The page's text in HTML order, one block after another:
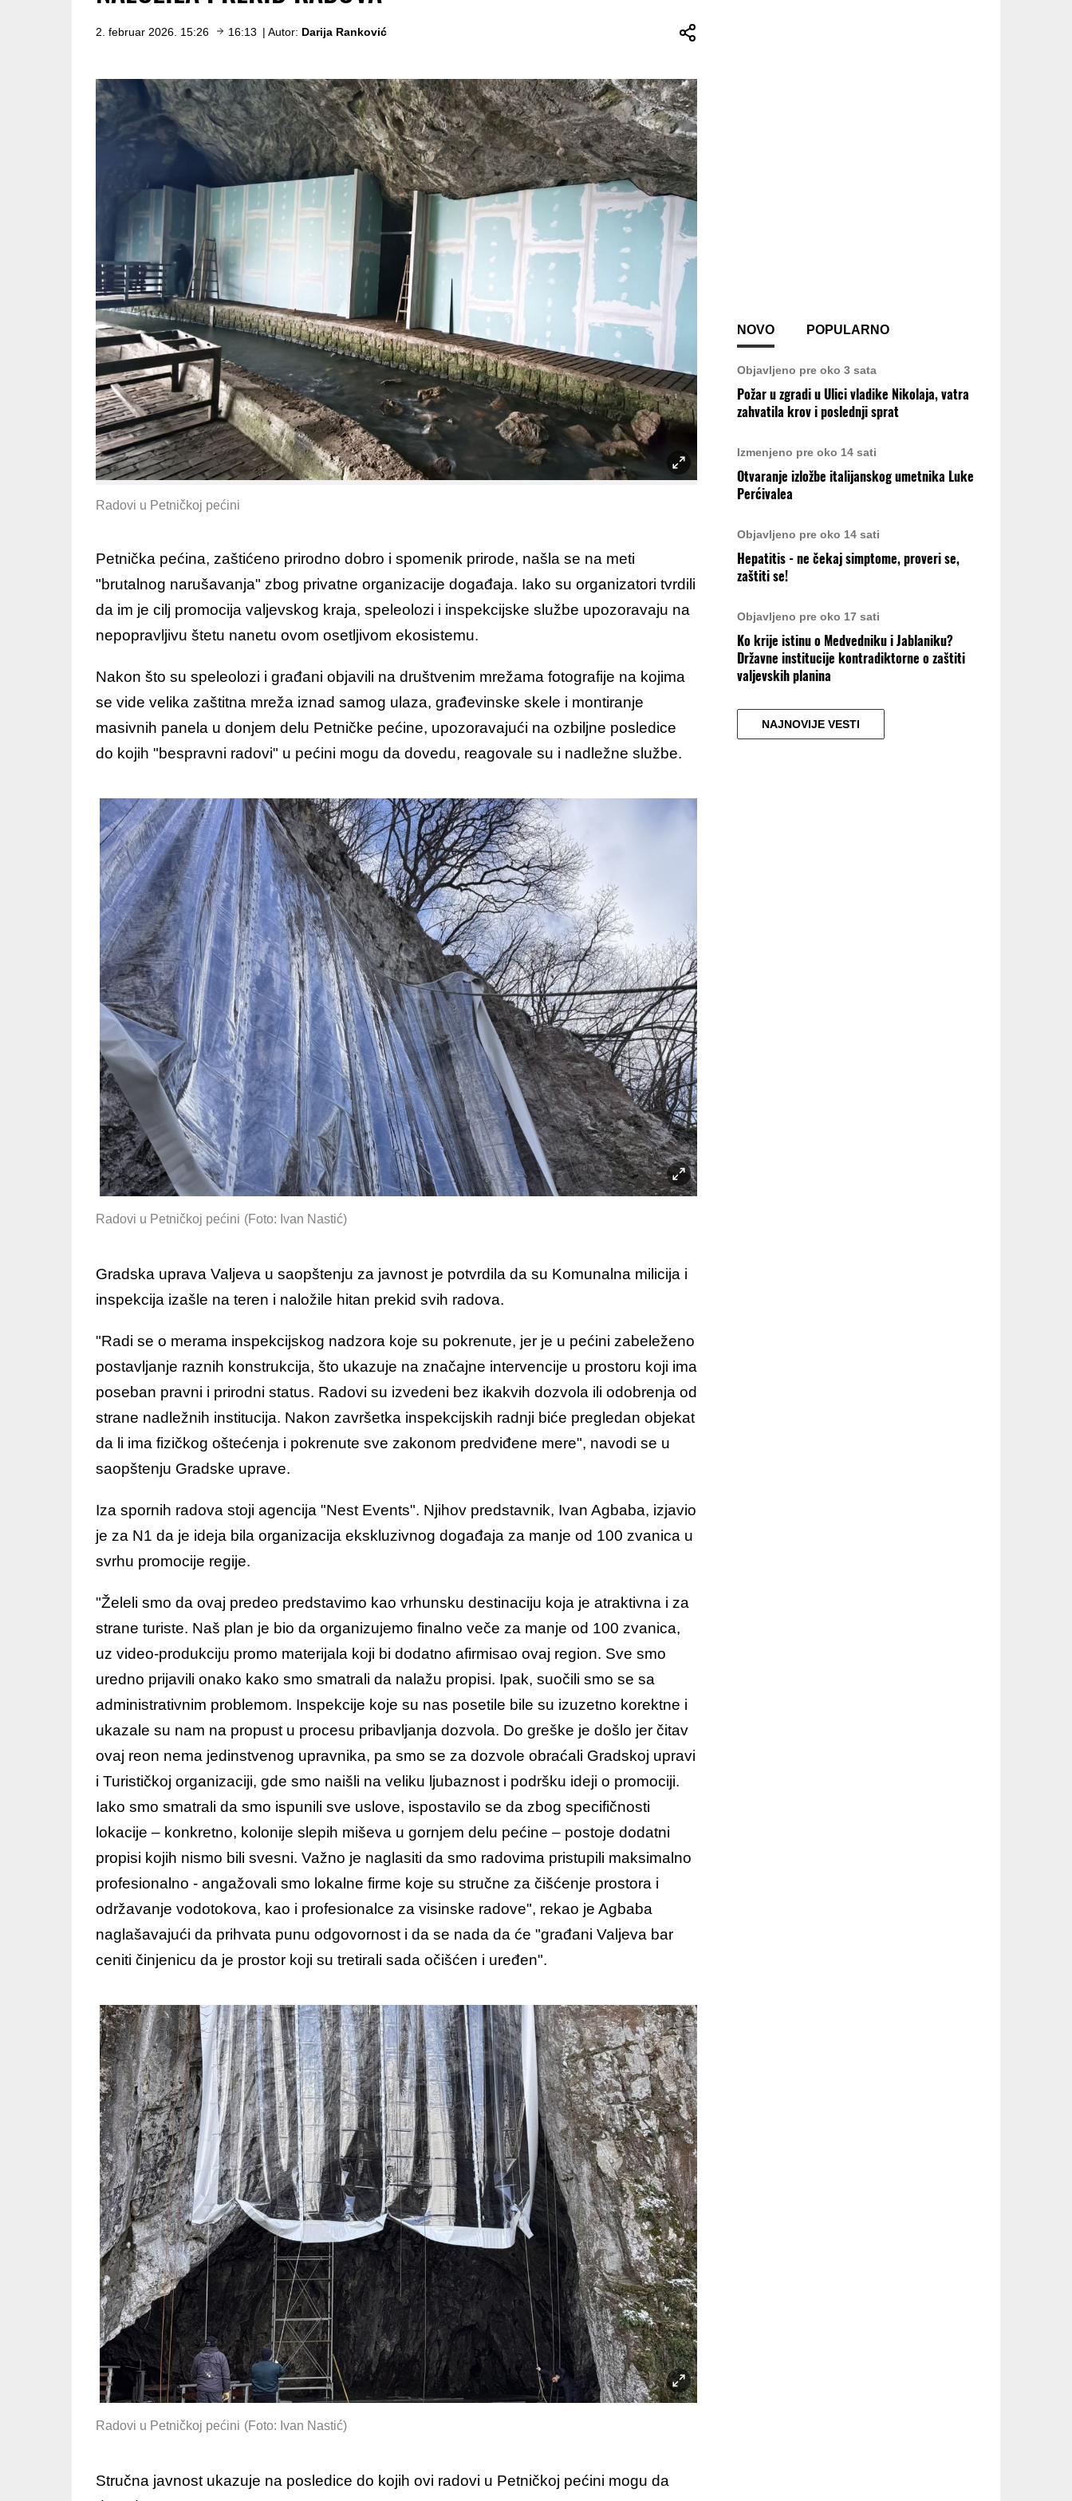
2. februar 2026. 15:26 16:13 | Autor: Darija Ranković
Radovi u Petničkoj pećini
Petnička pećina, zaštićeno prirodno dobro i spomenik prirode, našla se na meti
"brutalnog narušavanja" zbog privatne organizacije događaja. Iako su organizatori tvrdili
da im je cilj promocija valjevskog kraja, speleolozi i inspekcijske službe upozoravaju na
nepopravljivu štetu nanetu ovom osetljivom ekosistemu.
Nakon što su speleolozi i građani objavili na društvenim mrežama fotografije na kojima
se vide velika zaštitna mreža iznad samog ulaza, građevinske skele i montiranje
masivnih panela u donjem delu Petničke pećine, upozoravajući na ozbiljne posledice
do kojih "bespravni radovi" u pećini mogu da dovedu, reagovale su i nadležne službe.
Radovi u Petničkoj pećini (Foto: Ivan Nastić)
Gradska uprava Valjeva u saopštenju za javnost je potvrdila da su Komunalna milicija i
inspekcija izašle na teren i naložile hitan prekid svih radova.
"Radi se o merama inspekcijskog nadzora koje su pokrenute, jer je u pećini zabeleženo
postavljanje raznih konstrukcija, što ukazuje na značajne intervencije u prostoru koji ima
poseban pravni i prirodni status. Radovi su izvedeni bez ikakvih dozvola ili odobrenja od
strane nadležnih institucija. Nakon završetka inspekcijskih radnji biće pregledan objekat
da li ima fizičkog oštećenja i pokrenute sve zakonom predviđene mere", navodi se u
saopštenju Gradske uprave.
Iza spornih radova stoji agencija "Nest Events". Njihov predstavnik, Ivan Agbaba, izjavio
je za N1 da je ideja bila organizacija ekskluzivnog događaja za manje od 100 zvanica u
svrhu promocije regije.
"Želeli smo da ovaj predeo predstavimo kao vrhunsku destinaciju koja je atraktivna i za
strane turiste. Naš plan je bio da organizujemo finalno veče za manje od 100 zvanica,
uz video-produkciju promo materijala koji bi dodatno afirmisao ovaj region. Sve smo
uredno prijavili onako kako smo smatrali da nalažu propisi. Ipak, suočili smo se sa
administrativnim problemom. Inspekcije koje su nas posetile bile su izuzetno korektne i
ukazale su nam na propust u procesu pribavljanja dozvola. Do greške je došlo jer čitav
ovaj reon nema jedinstvenog upravnika, pa smo se za dozvole obraćali Gradskoj upravi
i Turističkoj organizaciji, gde smo naišli na veliku ljubaznost i podršku ideji o promociji.
Iako smo smatrali da smo ispunili sve uslove, ispostavilo se da zbog specifičnosti
lokacije – konkretno, kolonije slepih miševa u gornjem delu pećine – postoje dodatni
propisi kojih nismo bili svesni. Važno je naglasiti da smo radovima pristupili maksimalno
profesionalno - angažovali smo lokalne firme koje su stručne za čišćenje prostora i
održavanje vodotokova, kao i profesionalce za visinske radove", rekao je Agbaba
naglašavajući da prihvata punu odgovornost i da se nada da će "građani Valjeva bar
ceniti činjenicu da je prostor koji su tretirali sada očišćen i uređen".
Radovi u Petničkoj pećini (Foto: Ivan Nastić)
Stručna javnost ukazuje na posledice do kojih ovi radovi u Petničkoj pećini mogu da
NOVO POPULARNO
Objavljeno pre oko 3 sata
Požar u zgradi u Ulici vladike Nikolaja, vatra
zahvatila krov i poslednji sprat
Izmenjeno pre oko 14 sati
Otvaranje izložbe italijanskog umetnika Luke
Perćivalea
Objavljeno pre oko 14 sati
Hepatitis - ne čekaj simptome, proveri se,
zaštiti se!
Objavljeno pre oko 17 sati
Ko krije istinu o Medvedniku i Jablaniku?
Državne institucije kontradiktorne o zaštiti
valjevskih planina
NAJNOVIJE VESTI